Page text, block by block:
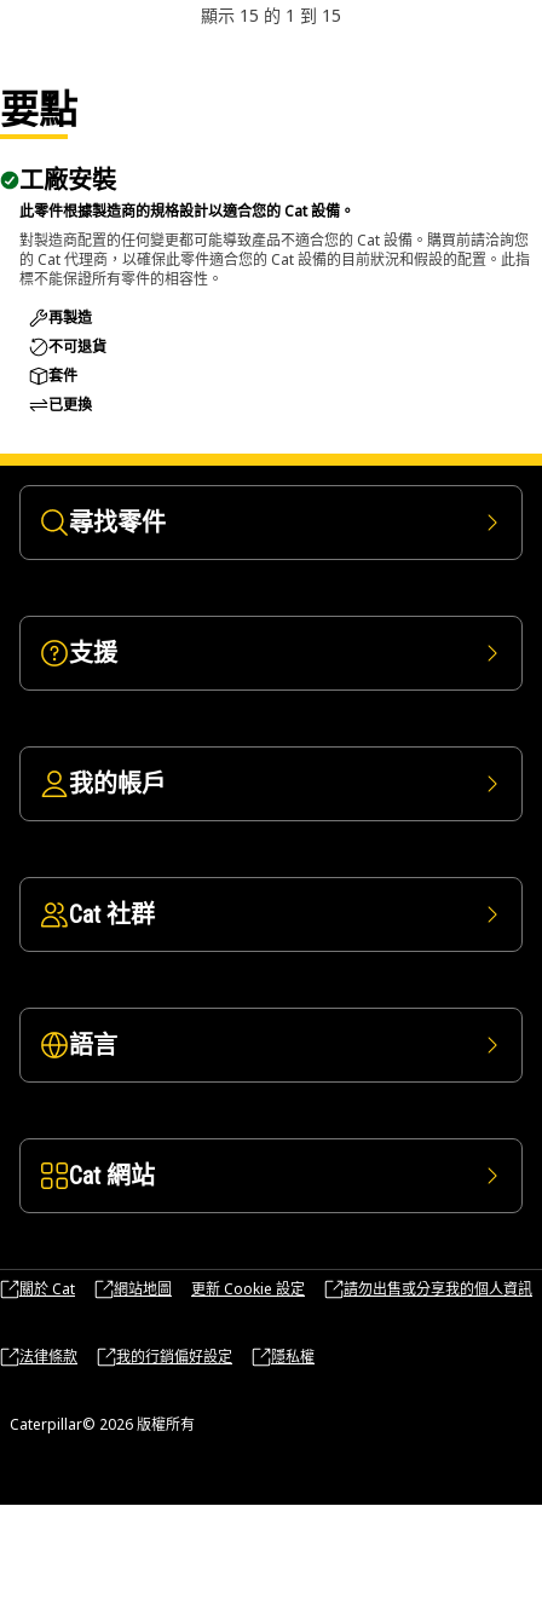
顯示 15 的 1 到 15
要點
工廠安裝
此零件根據製造商的規格設計以適合您的 Cat 設備。
對製造商配置的任何變更都可能導致產品不適合您的 Cat 設備。購買前請洽詢您
的 Cat 代理商，以確保此零件適合您的 Cat 設備的目前狀況和假設的配置。此指
標不能保證所有零件的相容性。
再製造
不可退貨
套件
已更換
尋找零件
支援
我的帳戶
Cat 社群
語言
Cat 網站
關於 Cat 網站地圖 更新 Cookie 設定 請勿出售或分享我的個人資訊
法律條款 我的行銷偏好設定 隱私權
Caterpillar© 2026 版權所有